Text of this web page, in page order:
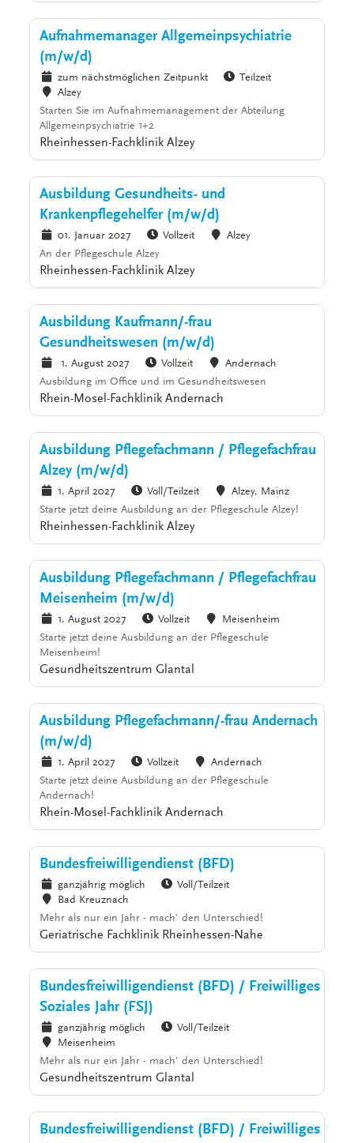
Aufnahmemanager Allgemeinpsychiatrie
(m/w/d)
zum nächstmöglichen Zeitpunkt
Teilzeit
Alzey
Starten Sie im Aufnahmemanagement der Abteilung
Allgemeinpsychiatrie 1+2
Rheinhessen-Fachklinik Alzey
Ausbildung Gesundheits- und
Krankenpflegehelfer (m/w/d)
01. Januar 2027 Vollzeit
Alzey
An der Pflegeschule Alzey
Rheinhessen-Fachklinik Alzey
Ausbildung Kaufmann/-frau
Gesundheitswesen (m/w/d)
1. August 2027 Vollzeit
Andernach
Ausbildung im Office und im Gesundheitswesen
Rhein-Mosel-Fachklinik Andernach
Ausbildung Pflegefachmann / Pflegefachfrau
Alzey (m/w/d)
1. April 2027 Voll/Teilzeit
Alzey, Mainz
Starte jetzt deine Ausbildung an der Pflegeschule Alzey!
Rheinhessen-Fachklinik Alzey
Ausbildung Pflegefachmann / Pflegefachfrau
Meisenheim (m/w/d)
1. August 2027 Vollzeit
Meisenheim
Starte jetzt deine Ausbildung an der Pflegeschule
Meisenheim!
Gesundheitszentrum Glantal
Ausbildung Pflegefachmann/-frau Andernach
(m/w/d)
1. April 2027 Vollzeit
Andernach
Starte jetzt deine Ausbildung an der Pflegeschule
Andernach!
Rhein-Mosel-Fachklinik Andernach
Bundesfreiwilligendienst (BFD)
ganzjährig möglich
Voll/Teilzeit
Bad Kreuznach
Mehr als nur ein Jahr - mach' den Unterschied!
Geriatrische Fachklinik Rheinhessen-Nahe
Bundesfreiwilligendienst (BFD) / Freiwilliges
Soziales Jahr (FSJ)
ganzjährig möglich
Voll/Teilzeit
Meisenheim
Mehr als nur ein Jahr - mach' den Unterschied!
Gesundheitszentrum Glantal
Bundesfreiwilligendienst (BFD) / Freiwilliges